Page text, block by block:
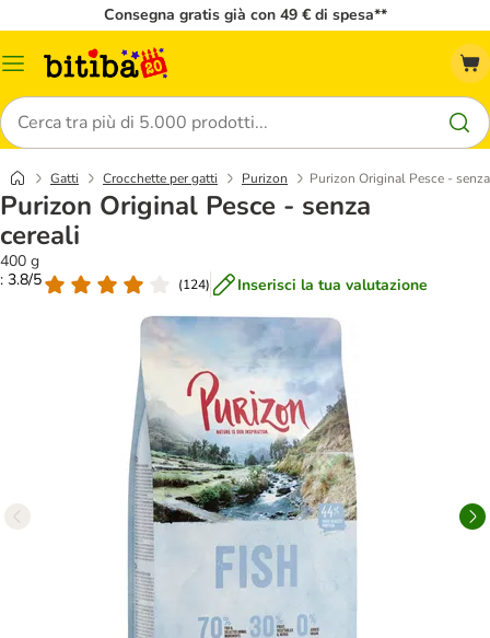
Consegna gratis già con 49 € di spesa**
Overview
Cerca
Gatti Crocchette per gatti Purizon Purizon Original Pesce -
Purizon Original Pesce - senza
cereali
400 g
: 3.8/5
(124) Inserisci la tua valutazione